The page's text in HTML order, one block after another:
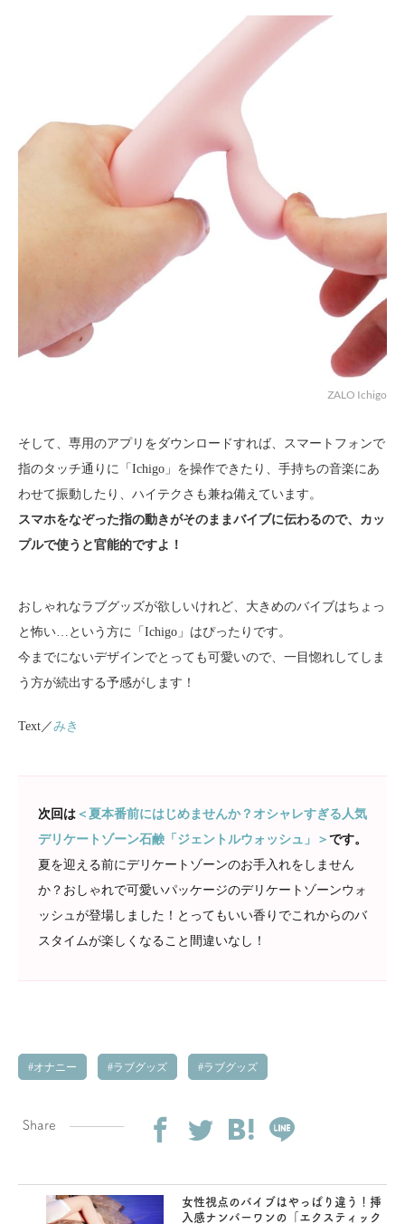
ZALO Ichigo
そして、専用のアプリをダウンロードすれば、スマートフォンで
指のタッチ通りに「Ichigo」を操作できたり、手持ちの音楽にあ
わせて振動したり、ハイテクさも兼ね備えています。
スマホをなぞった指の動きがそのままバイブに伝わるので、カッ
プルで使うと官能的ですよ！
おしゃれなラブグッズが欲しいけれど、大きめのバイブはちょっ
と怖い…という方に「Ichigo」はぴったりです。
今までにないデザインでとっても可愛いので、一目惚れしてしま
う方が続出する予感がします！
Text／みき
次回は＜夏本番前にはじめませんか？オシャレすぎる人気
デリケートゾーン石鹸「ジェントルウォッシュ」＞ です。
夏を迎える前にデリケートゾーンのお手入れをしません
か？おしゃれで可愛いパッケージのデリケートゾーンウォ
ッシュが登場しました！とってもいい香りでこれからのバ
スタイムが楽しくなること間違いなし！
オナニー ラブグッズ ラブグッズ
Share
女性視点のバイブはやっぱり違う！挿
入感ナンバーワンの「エクスティック